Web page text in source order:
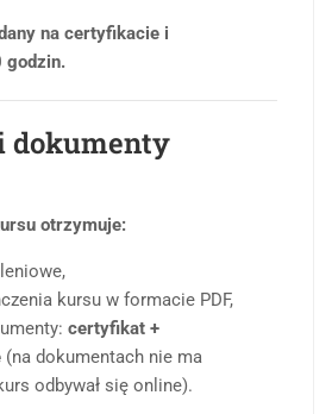
na certyfikacie i
godzin.
dokumenty
otrzymuje:
kursu w formacie PDF,
certyfikat +
(na dokumentach nie ma
odbywał się online).